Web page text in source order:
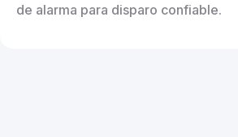
de alarma para disparo confiable.